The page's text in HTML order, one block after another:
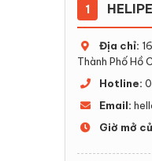
1
Địa chỉ:
Thành Phố Hồ
Hotline:
Email:
Giờ mở